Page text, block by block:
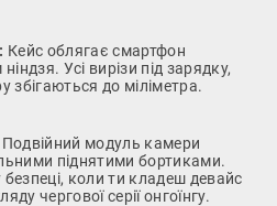
Кейс облягає смартфон
Усі вирізи під зарядку,
збігаються до міліметра.
Подвійний модуль камери
піднятими бортиками.
безпеці, коли ти кладеш девайс
чергової серії онгоїнгу.